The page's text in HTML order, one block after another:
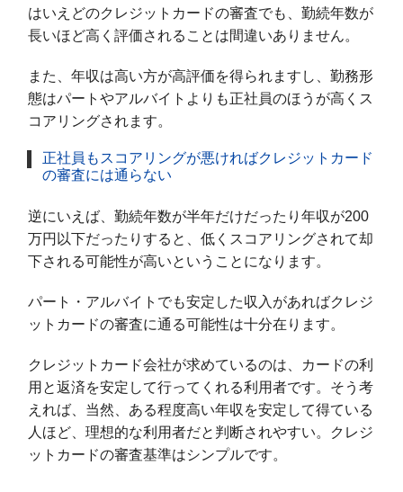
はいえどのクレジットカードの審査でも、勤続年数が
長いほど高く評価されることは間違いありません。
また、年収は高い方が高評価を得られますし、勤務形
態はパートやアルバイトよりも正社員のほうが高くス
コアリングされます。
正社員もスコアリングが悪ければクレジットカード
の審査には通らない
逆にいえば、勤続年数が半年だけだったり年収が200
万円以下だったりすると、低くスコアリングされて却
下される可能性が高いということになります。
パート・アルバイトでも安定した収入があればクレジ
ットカードの審査に通る可能性は十分在ります。
クレジットカード会社が求めているのは、カードの利
用と返済を安定して行ってくれる利用者です。そう考
えれば、当然、ある程度高い年収を安定して得ている
人ほど、理想的な利用者だと判断されやすい。クレジ
ットカードの審査基準はシンプルです。